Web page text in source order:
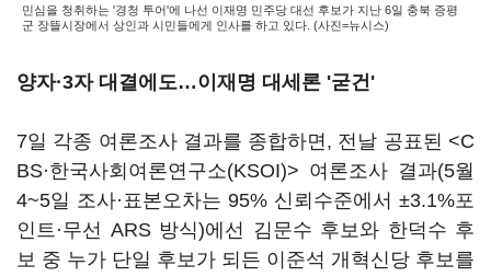
민심을 청취하는 '경청 투어'에 나선 이재명 민주당 대선 후보가 지난 6일 충북 증평
군 장뜰시장에서 상인과 시민들에게 인사를 하고 있다. (사진=뉴시스)
양자·3자 대결에도…이재명 대세론 '굳건'
7일 각종 여론조사 결과를 종합하면, 전날 공표된 <C
BS·한국사회여론연구소(KSOI)> 여론조사 결과(5월
4~5일 조사·표본오차는 95% 신뢰수준에서 ±3.1%포
인트·무선 ARS 방식)에선 김문수 후보와 한덕수 후
보 중 누가 단일 후보가 되든 이준석 개혁신당 후보를